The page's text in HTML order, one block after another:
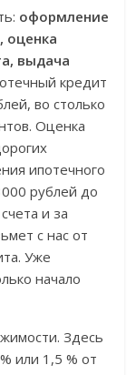
оформление
оценка
выдача
кредит
во столько
Оценка
ипотечного
рублей до
и за
с нас от
Уже
начало
Здесь
или 1,5 % от